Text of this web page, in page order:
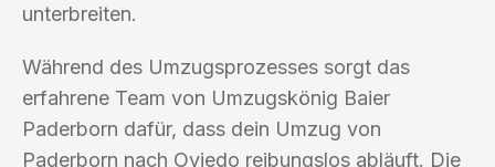
unterbreiten.
Während des Umzugsprozesses sorgt das
erfahrene Team von Umzugskönig Baier
Paderborn dafür, dass dein Umzug von
Paderborn nach Oviedo reibungslos abläuft. Die